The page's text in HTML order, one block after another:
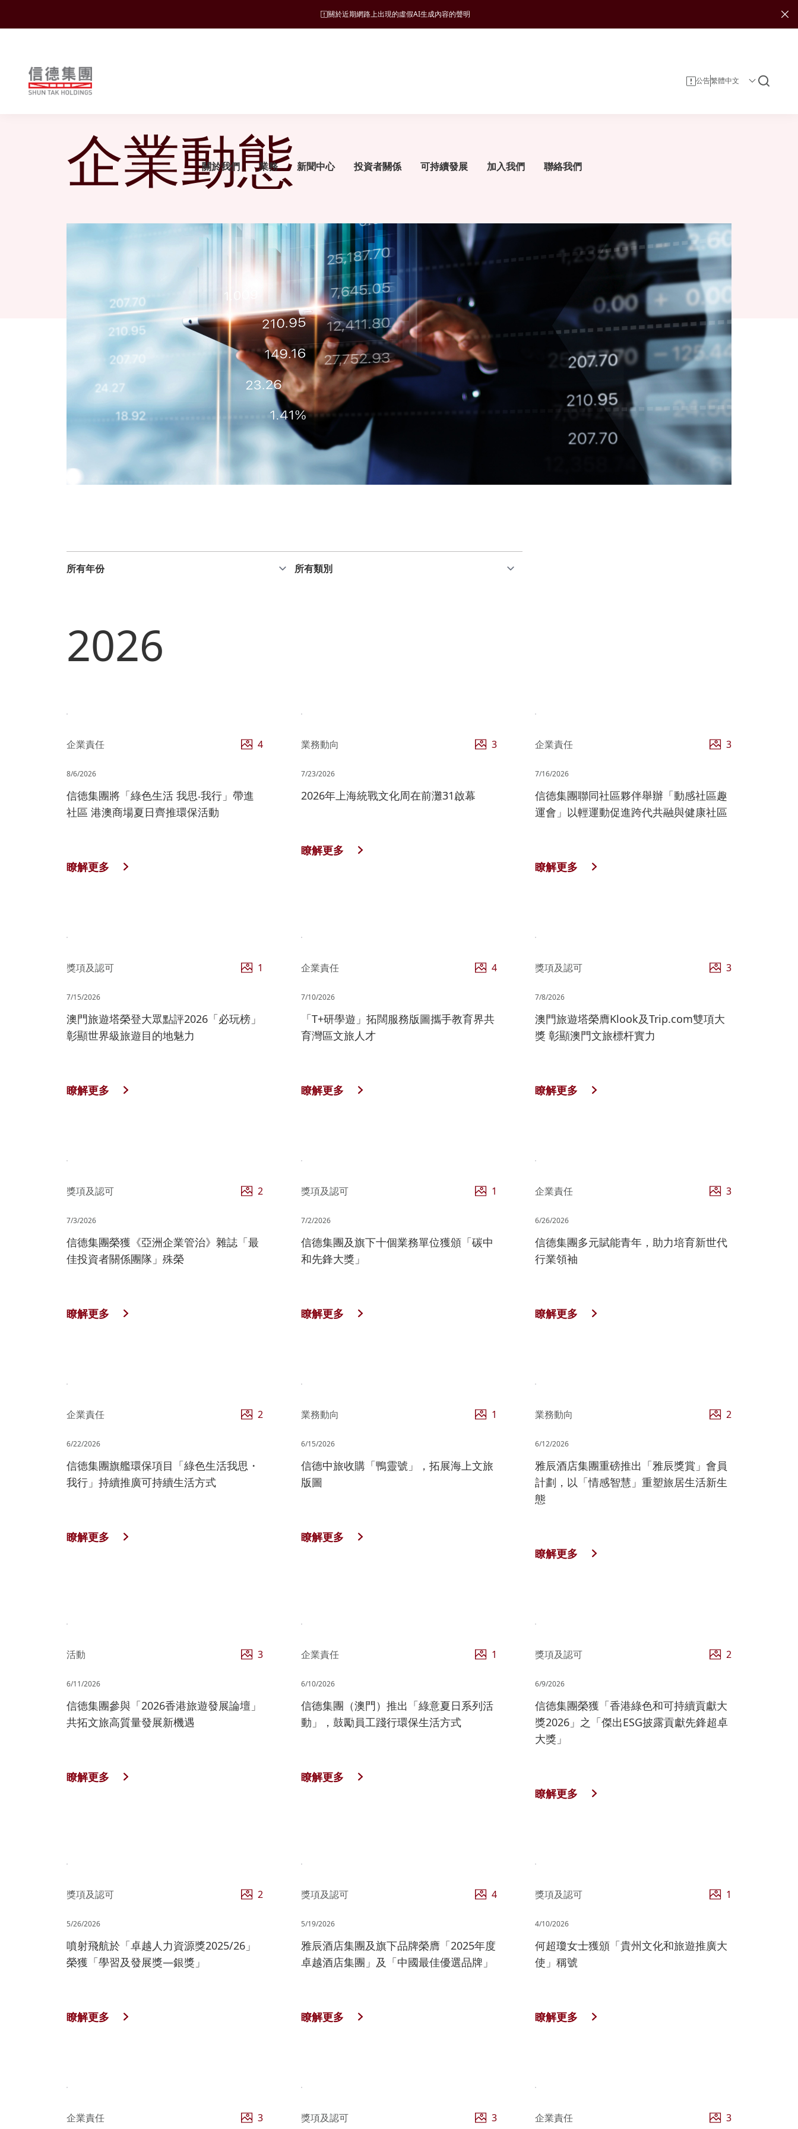
關於我們
集團發展里程碑
管理層簡介
主席報告書
獎項及嘉許
業務
酒店
文化與消閑
零售
物業發展
物業銷售及租賃
娛樂
郵輪碼頭
財務報告
公告及通函
主要財務數據
收益表摘要
資產負債表摘要
公司簡介
分析員
發布公司通訊
投資者關係聯絡資料
管治架構
可持續發展目標
持份者參與
風險管理
政策及聲明
自然諧和
商社共榮
匠心摯誠
News
企業動態
2026
企業責任 4
8/6/2026
信德集團將「綠色生活 我思‧我行」帶進
社區 港澳商場夏日齊推環保活動
瞭解更多
業務動向 3
7/23/2026
2026年上海統戰文化周在前灘31啟幕
瞭解更多
企業責任 3
7/16/2026
信德集團聯同社區夥伴舉辦「動感社區趣
運會」以輕運動促進跨代共融與健康社區
瞭解更多
獎項及認可 1
7/15/2026
澳門旅遊塔榮登大眾點評2026「必玩榜」
彰顯世界級旅遊目的地魅力
瞭解更多
企業責任 4
7/10/2026
「T+研學遊」拓闊服務版圖攜手教育界共
育灣區文旅人才
瞭解更多
獎項及認可 3
7/8/2026
澳門旅遊塔榮膺Klook及Trip.com雙項大
獎 彰顯澳門文旅標杆實力
瞭解更多
獎項及認可 2
7/3/2026
信德集團榮獲《亞洲企業管治》雜誌「最
佳投資者關係團隊」殊榮
瞭解更多
獎項及認可 1
7/2/2026
信德集團及旗下十個業務單位獲頒「碳中
和先鋒大獎」
瞭解更多
企業責任 3
6/26/2026
信德集團多元賦能青年，助力培育新世代
行業領袖
瞭解更多
企業責任 2
6/22/2026
信德集團旗艦環保項目「綠色生活我思・
我行」持續推廣可持續生活方式
瞭解更多
業務動向 1
6/15/2026
信德中旅收購「鴨靈號」，拓展海上文旅
版圖
瞭解更多
業務動向 2
6/12/2026
雅辰酒店集團重磅推出「雅辰獎賞」會員
計劃，以「情感智慧」重塑旅居生活新生
態
瞭解更多
活動 3
6/11/2026
信德集團參與「2026香港旅遊發展論壇」
共拓文旅高質量發展新機遇
瞭解更多
企業責任 1
6/10/2026
信德集團（澳門）推出「綠意夏日系列活
動」，鼓勵員工踐行環保生活方式
瞭解更多
獎項及認可 2
6/9/2026
信德集團榮獲「香港綠色和可持續貢獻大
獎2026」之「傑出ESG披露貢獻先鋒超卓
大獎」
瞭解更多
獎項及認可 2
5/26/2026
噴射飛航於「卓越人力資源獎2025/26」
榮獲「學習及發展獎—銀獎」
瞭解更多
獎項及認可 4
5/19/2026
雅辰酒店集團及旗下品牌榮膺「2025年度
卓越酒店集團」及「中國最佳優選品牌」
瞭解更多
獎項及認可 1
4/10/2026
何超瓊女士獲頒「貴州文化和旅遊推廣大
使」稱號
瞭解更多
企業責任 3 獎項及認可 3 企業責任 3